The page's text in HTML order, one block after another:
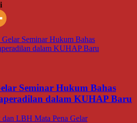
Seminar Hukum Bahas
dalam KUHAP Baru